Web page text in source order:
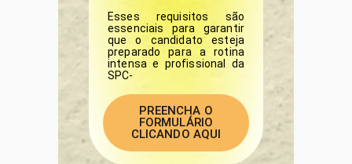
Esses requisitos são
essenciais para garantir
que o candidato esteja
preparado para a rotina
intensa e profissional da
SPC-
PREENCHA O
FORMULÁRIO
CLICANDO AQUI